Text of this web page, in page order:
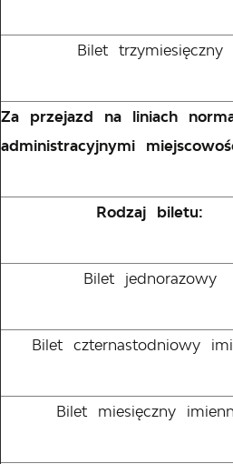
Bilet trzymiesięczny
Za przejazd na liniach
administracyjnymi
Rodzaj biletu:
Bilet jednorazowy
Bilet czternastodniowy
Bilet miesięczny